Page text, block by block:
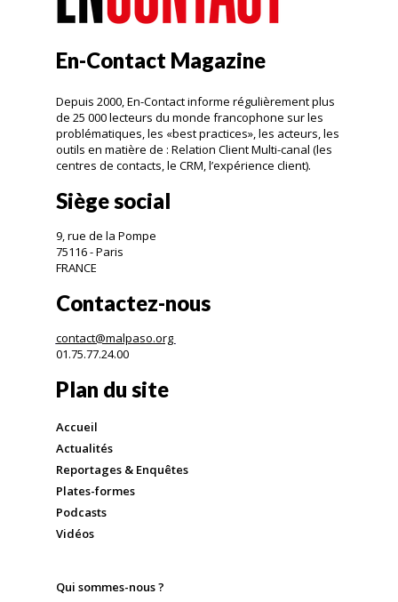
En-Contact Magazine
Depuis 2000, En-Contact informe régulièrement plus
de 25 000 lecteurs du monde francophone sur les
problématiques, les «best practices», les acteurs, les
outils en matière de : Relation Client Multi-canal (les
centres de contacts, le CRM, l’expérience client).
Siège social
9, rue de la Pompe
75116 - Paris
FRANCE
Contactez-nous
contact@malpaso.org
01.75.77.24.00
Plan du site
Accueil
Actualités
Reportages & Enquêtes
Plates-formes
Podcasts
Vidéos
Qui sommes-nous ?